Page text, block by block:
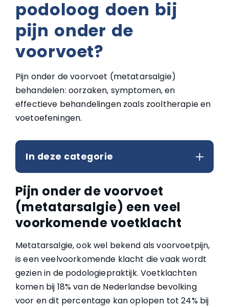
podoloog doen bij
pijn onder de
voorvoet?
Pijn onder de voorvoet (metatarsalgie)
behandelen: oorzaken, symptomen, en
effectieve behandelingen zoals zooltherapie en
voetoefeningen.
In deze categorie
Pijn onder de voorvoet
(metatarsalgie) een veel
voorkomende voetklacht
Metatarsalgie, ook wel bekend als voorvoetpijn,
is een veelvoorkomende klacht die vaak wordt
gezien in de podologiepraktijk. Voetklachten
komen bij 18% van de Nederlandse bevolking
voor en dit percentage kan oplopen tot 24% bij